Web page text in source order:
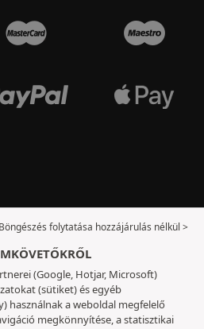
Böngészés folytatása hozzájárulás nélkül >
(Google, Hotjar, Microsoft)
(sütiket) és egyéb
használnak a weboldal megfelelő
megkönnyítése, a statisztikai